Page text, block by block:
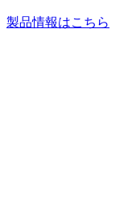
製品情報はこちら